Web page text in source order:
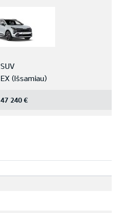
SUV
EX (Išsamiau)
47 240 €